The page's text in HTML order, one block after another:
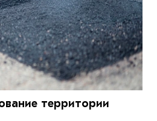
территории